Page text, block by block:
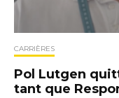
CARRIÈRES
Pol Lutgen
tant que